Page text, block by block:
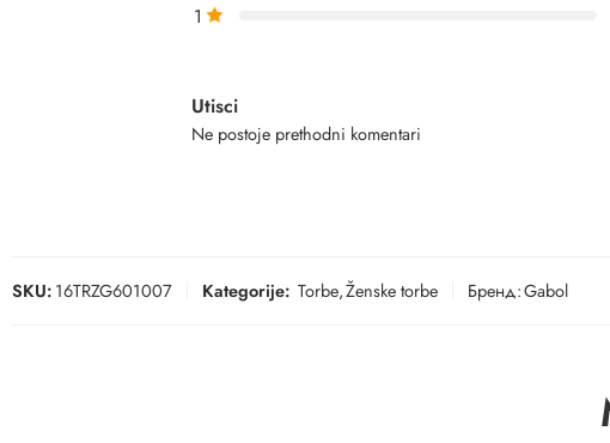
1
Utisci
Ne postoje prethodni komentari
SKU:16TRZG601007 Kategorije: Torbe,Ženske torbe Бренд:Gabol